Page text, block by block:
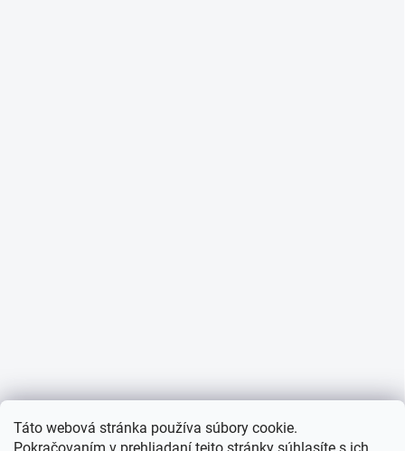
Táto webová stránka používa súbory cookie.